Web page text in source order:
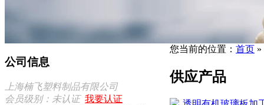
公司信息
上海楠飞塑料制品有限公司
会员级别：未认证 我要认证
您当前的位置： 首页 »
供应产品